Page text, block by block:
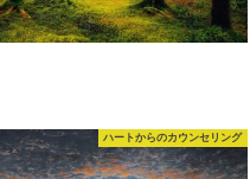
ハートからのカウンセリング